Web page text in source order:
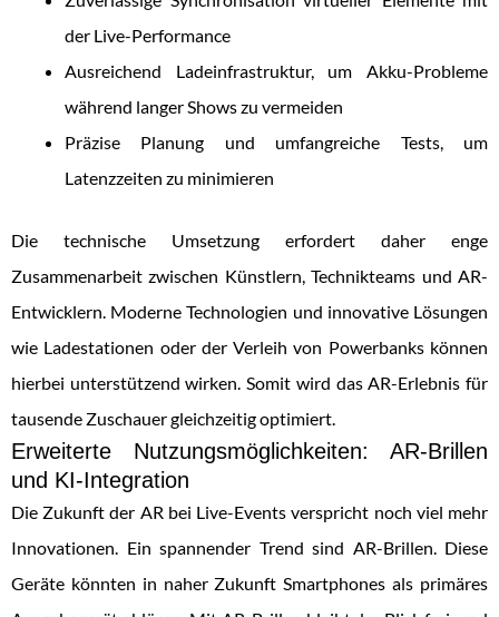
der Live-Performance
Ausreichend Ladeinfrastruktur, um Akku-Probleme
während langer Shows zu vermeiden
Präzise Planung und umfangreiche Tests, um
Latenzzeiten zu minimieren
Die technische Umsetzung erfordert daher enge
Zusammenarbeit zwischen Künstlern, Technikteams und AR-
Entwicklern. Moderne Technologien und innovative Lösungen
wie Ladestationen oder der Verleih von Powerbanks können
hierbei unterstützend wirken. Somit wird das AR-Erlebnis für
tausende Zuschauer gleichzeitig optimiert.
Erweiterte Nutzungsmöglichkeiten: AR-Brillen
und KI-Integration
Die Zukunft der AR bei Live-Events verspricht noch viel mehr
Innovationen. Ein spannender Trend sind AR-Brillen. Diese
Geräte könnten in naher Zukunft Smartphones als primäres